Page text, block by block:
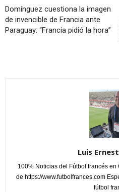
Domínguez cuestiona la imagen
de invencible de Francia ante
Paraguay: “Francia pidió la hora”
Luis
100% Noticias del Fútbol francés en
de https://www.futbolfrances.com
fútbol